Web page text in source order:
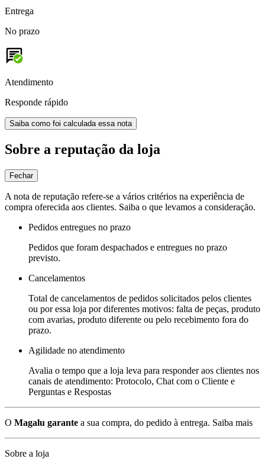
Entrega
No prazo
Atendimento
Responde rápido
Saiba como foi calculada essa nota
Sobre a reputação da loja
Fechar
A nota de reputação refere-se a vários critérios na experiência de
compra oferecida aos clientes. Saiba o que levamos a consideração.
Pedidos entregues no prazo
Pedidos que foram despachados e entregues no prazo
previsto.
Cancelamentos
Total de cancelamentos de pedidos solicitados pelos clientes
ou por essa loja por diferentes motivos: falta de peças, produto
com avarias, produto diferente ou pelo recebimento fora do
prazo.
Agilidade no atendimento
Avalia o tempo que a loja leva para responder aos clientes nos
canais de atendimento: Protocolo, Chat com o Cliente e
Perguntas e Respostas
O Magalu garante a sua compra, do pedido à entrega. Saiba mais
Sobre a loja